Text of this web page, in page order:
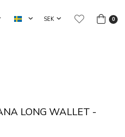
0
LONG WALLET -